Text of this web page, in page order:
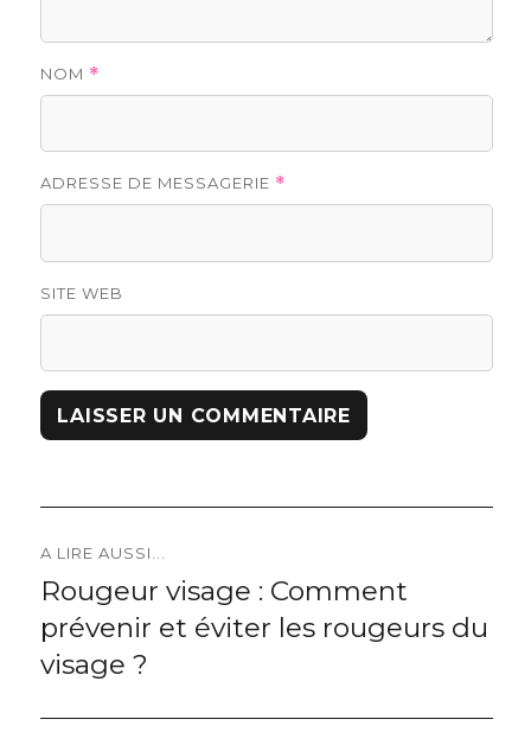
NOM *
ADRESSE DE MESSAGERIE *
SITE WEB
Navigation
de
l’article
A LIRE AUSSI...
Previous
post:
Rougeur visage : Comment
prévenir et éviter les rougeurs du
visage ?